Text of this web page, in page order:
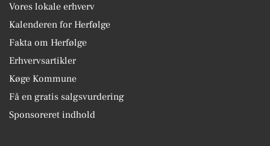
Vores lokale erhverv
Kalenderen for Herfølge
Fakta om Herfølge
Erhvervsartikler
Køge Kommune
Få en gratis salgsvurdering
Sponsoreret indhold